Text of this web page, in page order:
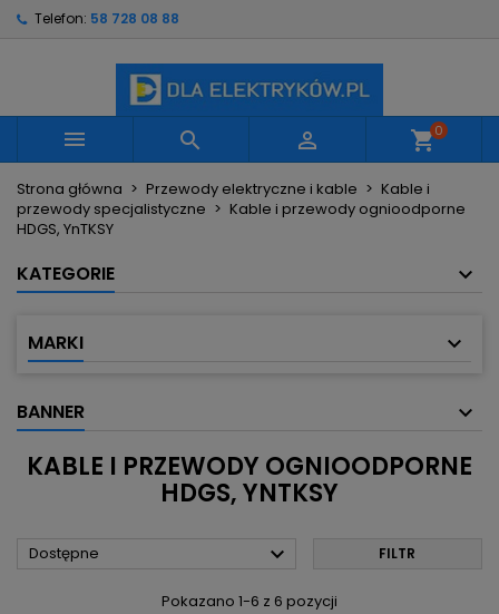
Telefon: 58 728 08 88
   shopping_cart0
Strona główna Przewody elektryczne i kable
Kable i
przewody specjalistyczne
Kable i przewody ognioodporne
HDGS, YnTKSY
KATEGORIE
MARKI
BANNER
KABLE I PRZEWODY OGNIOODPORNE
HDGS, YNTKSY
Dostępne  FILTR
Pokazano 1-6 z 6 pozycji
Utwórz nową listę
((confirmMessage))
Nazwa listy życzeń
Anuluj Utwórz listę życzeń
Musisz być zalogowany by zapisać produkty na
swojej liście życzeń.
Anuluj Zaloguj się